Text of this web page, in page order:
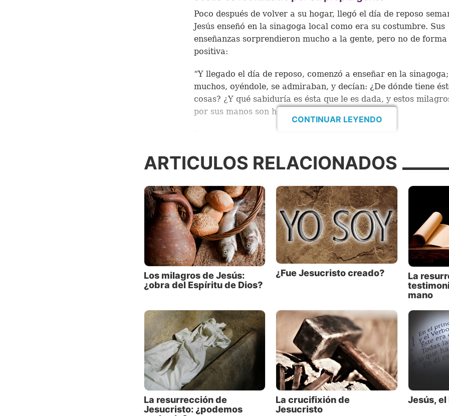
Poco después de volver a su hogar, llegó el día de reposo
Jesús enseñó en la sinagoga local como era su costumbre. Sus
enseñanzas sorprendieron mucho a la gente, pero no de forma
positiva:
“Y llegado el día de reposo, comenzó a enseñar en la
muchos, oyéndole, se admiraban, y decían: ¿De dónde tiene
cosas? ¿Y qué sabiduría es ésta que le es dada, y estos
por sus manos son hechos?” (Marcos 6:2).
como sugieren algunos escritos postbíblicos. Para los
Nazaret, sus enseñanzas y milagros parecieron venir de la
sorprendió que ese Hombre, que había crecido y trabajado
ahora hiciera obras extraordinarias.
“¿No es este el carpintero, hijo de María, hermano de Jacobo,
de Judas y de Simón? ¿No están también aquí con nosotros sus
hermanas?” (v. 3). (Contrario a la idea de que María fue
su vida, los Evangelios revelan que ella y José tuvieron por lo
seis hijos después de Jesús.)
Los habitantes de Nazaret no recordaban a
milagros; sólo lo conocían como un carpintero
y miembro de una familia. El relato de Mateo
muestra que también lo conocían como “el hijo
del carpintero” (Mateo 13:55).
En esencia, estaban diciendo:Tú eres sólo el
hijo de José. Te vimos construir casas durante
más de diez años. Eras una persona normal.
CONTINUAR LEYENDO
ARTICULOS RELACIONADOS
Los milagros de Jesús:
¿obra del Espíritu de Dios?
¿Fue Jesucristo creado?
La
mano
La resurrección de
Jesucristo: ¿podemos
La crucifixión de
Jesucristo
Jesús, el